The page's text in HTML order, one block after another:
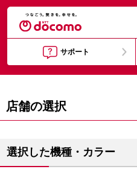
サポート
店舗の選択
選択した機種・カラー